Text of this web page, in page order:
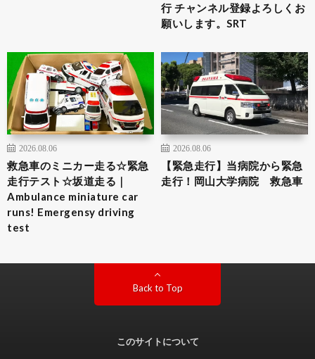
行 チャンネル登録よろしくお
願いします。SRT
2026.08.06
救急車のミニカー走る☆緊急
走行テスト☆坂道走る｜
Ambulance miniature car
runs! Emergensy driving
test
2026.08.06
【緊急走行】当病院から緊急
走行！岡山大学病院 救急車
Back to Top
このサイトについて